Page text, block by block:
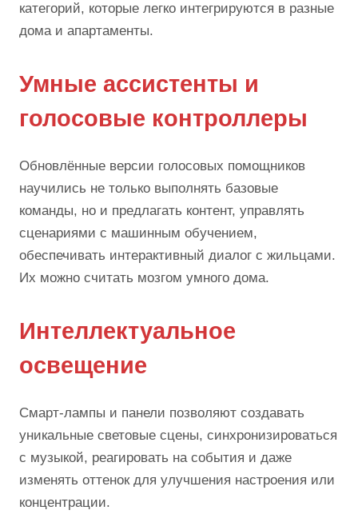
категорий, которые легко интегрируются в разные
дома и апартаменты.
Умные ассистенты и
голосовые контроллеры
Обновлённые версии голосовых помощников
научились не только выполнять базовые
команды, но и предлагать контент, управлять
сценариями с машинным обучением,
обеспечивать интерактивный диалог с жильцами.
Их можно считать мозгом умного дома.
Интеллектуальное
освещение
Смарт-лампы и панели позволяют создавать
уникальные световые сцены, синхронизироваться
с музыкой, реагировать на события и даже
изменять оттенок для улучшения настроения или
концентрации.